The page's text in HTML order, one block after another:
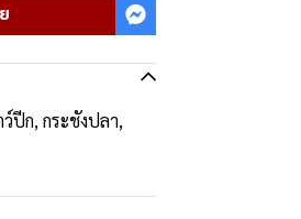
ปีก, กระชังปลา,